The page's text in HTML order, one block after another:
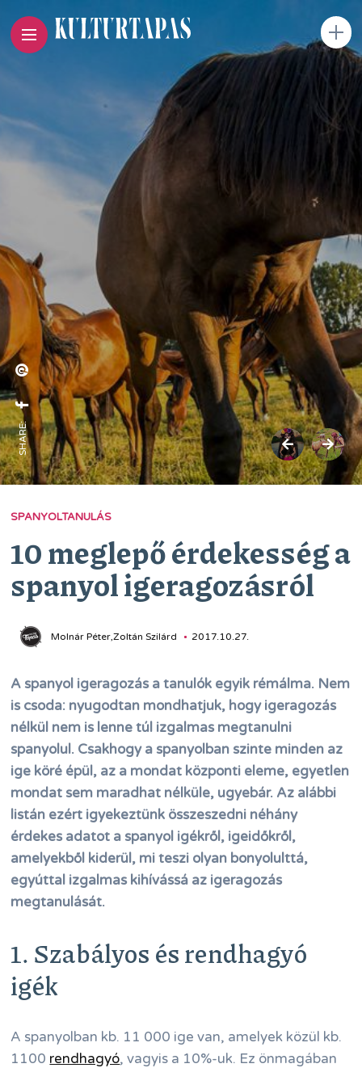
SHARE:
SPANYOLTANULÁS
10 meglepő érdekesség a
spanyol igeragozásról
Molnár Péter,Zoltán Szilárd 2017.10.27.
A spanyol igeragozás a tanulók egyik rémálma. Nem
is csoda: nyugodtan mondhatjuk, hogy igeragozás
nélkül nem is lenne túl izgalmas megtanulni
spanyolul. Csakhogy a spanyolban szinte minden az
ige köré épül, az a mondat központi eleme, egyetlen
mondat sem maradhat nélküle, ugyebár. Az alábbi
listán ezért igyekeztünk összeszedni néhány
érdekes adatot a spanyol igékről, igeidőkről,
amelyekből kiderül, mi teszi olyan bonyolulttá,
egyúttal izgalmas kihívássá az igeragozás
megtanulását.
1. Szabályos és rendhagyó
igék
A spanyolban kb. 11 000 ige van, amelyek közül kb.
1100 rendhagyó, vagyis a 10%-uk. Ez önmagában